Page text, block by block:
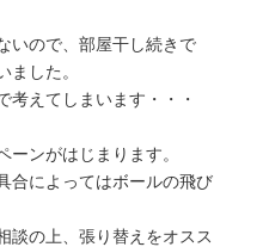
いので、部屋干し続きで
した。
考えてしまいます・・・
ンがはじまります。
合によってはボールの飛び
談の上、張り替えをオスス